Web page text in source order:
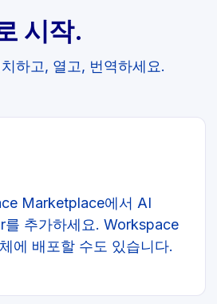
시작.
하고, 열고, 번역하세요.
Marketplace에서 AI
를 추가하세요. Workspace
에 배포할 수도 있습니다.